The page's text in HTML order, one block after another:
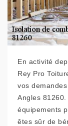
En activité
Rey Pro
vos
Angles
équipements
êtes sûr de